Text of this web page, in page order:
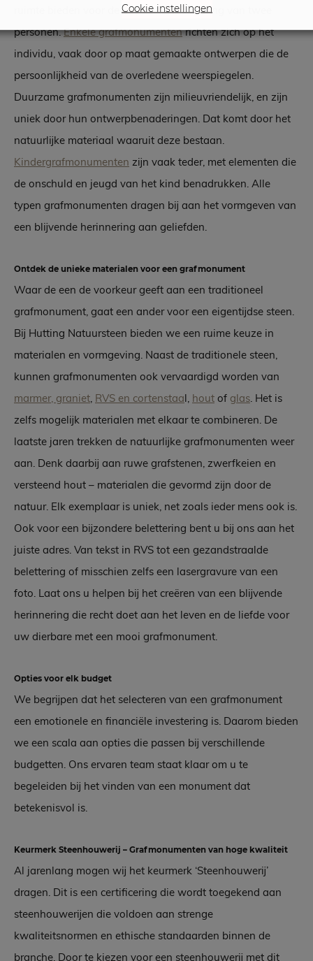
ruimte bieden voor de gedeelde herinnering van twee
personen.Enkele grafmonumentenrichten zich op het
individu, vaak door op maat gemaakte ontwerpen die de
persoonlijkheid van de overledene weerspiegelen.
Duurzame grafmonumenten zijn milieuvriendelijk, en zijn
uniek door hun ontwerpbenaderingen. Dat komt door het
natuurlijke materiaal waaruit deze bestaan.
Kindergrafmonumenten zijn vaak teder, met elementen die
de onschuld en jeugd van het kind benadrukken. Alle
typen grafmonumenten dragen bij aan het vormgeven van
een blijvende herinnering aan geliefden.
Ontdek de unieke materialen voor een grafmonument
Waar de een de voorkeur geeft aan een traditioneel
grafmonument, gaat een ander voor een eigentijdse steen.
Bij Hutting Natuursteen bieden we een ruime keuze in
materialen en vormgeving. Naast de traditionele steen,
kunnen grafmonumenten ook vervaardigd worden van
marmer, graniet, RVS en cortenstaal, hout of glas. Het is
zelfs mogelijk materialen met elkaar te combineren. De
laatste jaren trekken de natuurlijke grafmonumenten weer
aan. Denk daarbij aan ruwe grafstenen, zwerfkeien en
versteend hout – materialen die gevormd zijn door de
natuur. Elk exemplaar is uniek, net zoals ieder mens ook is.
Ook voor een bijzondere belettering bent u bij ons aan het
juiste adres. Van tekst in RVS tot een gezandstraalde
belettering of misschien zelfs een lasergravure van een
foto. Laat ons u helpen bij het creëren van een blijvende
herinnering die recht doet aan het leven en de liefde voor
uw dierbare met een mooi grafmonument.
Opties voor elk budget
We begrijpen dat het selecteren van een grafmonument
een emotionele en financiële investering is. Daarom bieden
we een scala aan opties die passen bij verschillende
budgetten. Ons ervaren team staat klaar om u te
begeleiden bij het vinden van een monument dat
betekenisvol is.
Keurmerk Steenhouwerij – Grafmonumenten van hoge kwaliteit
Al jarenlang mogen wij het keurmerk ‘Steenhouwerij’
dragen. Dit is een certificering die wordt toegekend aan
steenhouwerijen die voldoen aan strenge
kwaliteitsnormen en ethische standaarden binnen de
branche. Door te kiezen voor een steenhouwerij met dit
Cookie instellingen